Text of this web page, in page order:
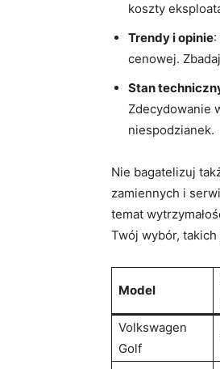
koszty
Trendy i opinie
cenowej.
Stan
Zdecydowanie
niespodzianek.
Nie bagatelizuj
zamiennych i
temat
Twój wybór, takich
Model
Volkswagen
Golf